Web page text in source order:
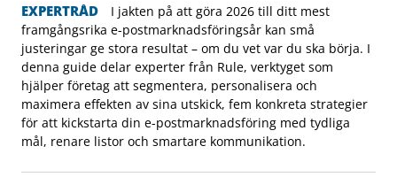
EXPERTRÅD
I jakten på att göra 2026 till ditt mest
framgångsrika e-postmarknadsföringsår kan små
justeringar ge stora resultat – om du vet var du ska börja. I
denna guide delar experter från Rule, verktyget som
hjälper företag att segmentera, personalisera och
maximera effekten av sina utskick, fem konkreta strategier
för att kickstarta din e-postmarknadsföring med tydliga
mål, renare listor och smartare kommunikation.